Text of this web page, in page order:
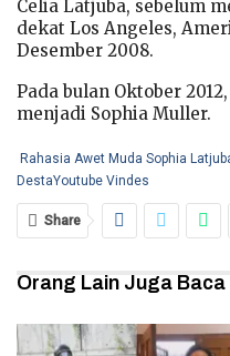
Celia Latjuba, sebelum
dekat Los Angeles,
Desember 2008.
Pada bulan Oktober
menjadi Sophia Muller.
Rahasia Awet Muda Sophia
DestaYoutube Vindes
Share
Orang Lain Juga Baca